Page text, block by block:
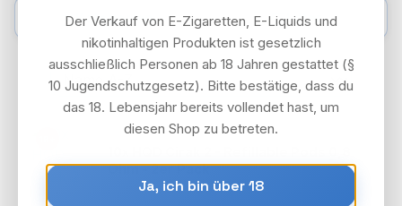
Kategorien Filter
HQD CIRAK 2 REFILLABLE PAKET
Ohm - 2er Pack
Preise nach Login
Der Verkauf von E-Zigaretten, E-Liquids und
nikotinhaltigen Produkten ist gesetzlich
ausschließlich Personen ab 18 Jahren gestattet (§
10 Jugendschutzgesetz). Bitte bestätige, dass du
das 18. Lebensjahr bereits vollendet hast, um
diesen Shop zu betreten.
Ja, ich bin über 18